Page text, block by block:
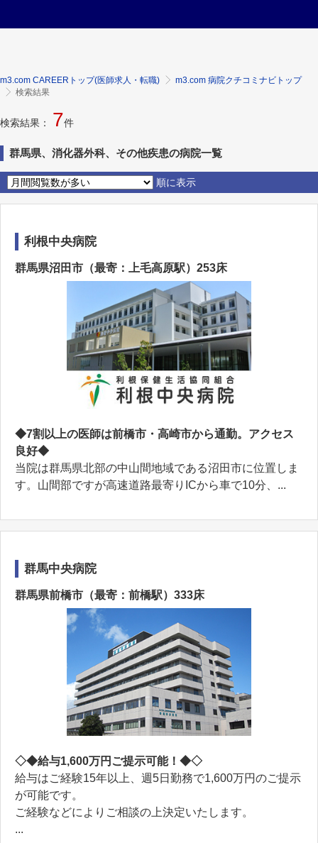
m3.com CAREERトップ(医師求人・転職)
m3.com 病院クチコミナビトップ
検索結果
検索結果： 7件
群馬県、消化器外科、その他疾患の病院一覧
順に表示
利根中央病院
群馬県沼田市（最寄：上毛高原駅）253床
◆7割以上の医師は前橋市・高崎市から通勤。アクセス
良好◆
当院は群馬県北部の中山間地域である沼田市に位置しま
す。山間部ですが高速道路最寄りICから車で10分、...
群馬中央病院
群馬県前橋市（最寄：前橋駅）333床
◇◆給与1,600万円ご提示可能！◆◇
給与はご経験15年以上、週5日勤務で1,600万円のご提示
が可能です。
ご経験などによりご相談の上決定いたします。
...